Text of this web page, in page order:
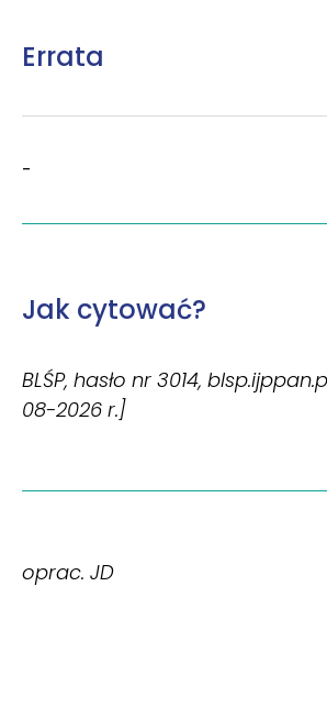
Errata
-
Jak cytować?
BLŚP, hasło nr 3014,
08-2026 r.]
oprac. JD